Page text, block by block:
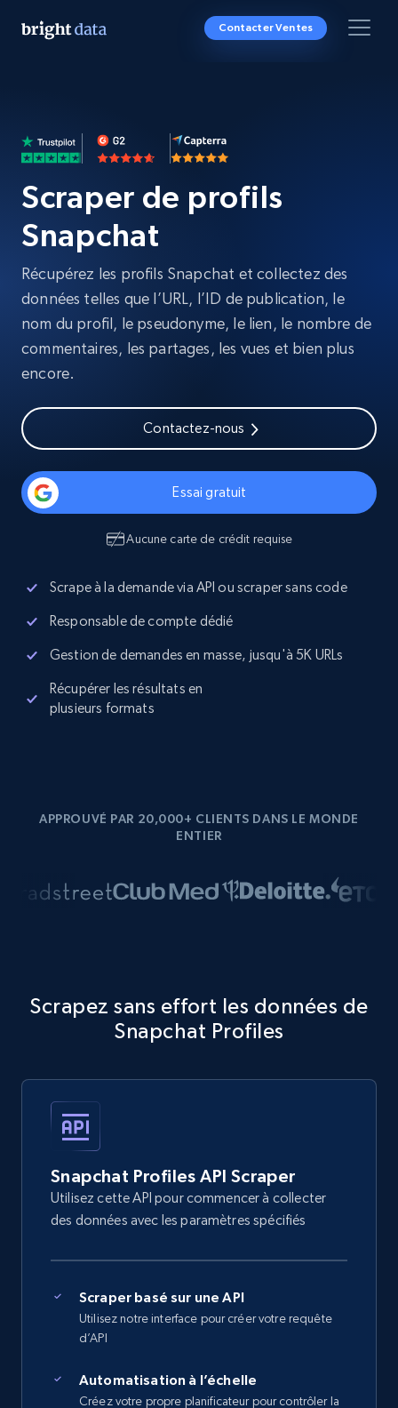
Contacter Ventes
Scraper de profils
Snapchat
Récupérez les profils Snapchat et collectez des
données telles que l’URL, l’ID de publication, le
nom du profil, le pseudonyme, le lien, le nombre de
commentaires, les partages, les vues et bien plus
encore.
Contactez-nous
Essai gratuit
Aucune carte de crédit requise
Scrape à la demande via API ou scraper sans code
Responsable de compte dédié
Gestion de demandes en masse, jusqu'à 5K URLs
Récupérer les résultats en
plusieurs formats
APPROUVÉ PAR 20,000+ CLIENTS DANS LE MONDE
ENTIER
Scrapez sans effort les données de
Snapchat Profiles
Snapchat Profiles API Scraper
Utilisez cette API pour commencer à collecter
des données avec les paramètres spécifiés
Scraper basé sur une API
Utilisez notre interface pour créer votre requête
d’API
Automatisation à l’échelle
Créez votre propre planificateur pour contrôler la